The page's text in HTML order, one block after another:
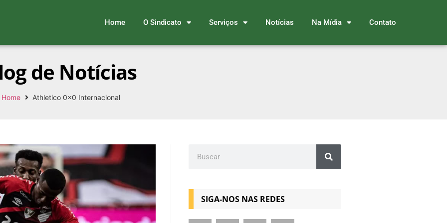
Home O Sindicato Serviços Notícias Na Mídia Contato
de Notícias
Home Athletico 0x0 Internacional
SIGA-NOS NAS REDES